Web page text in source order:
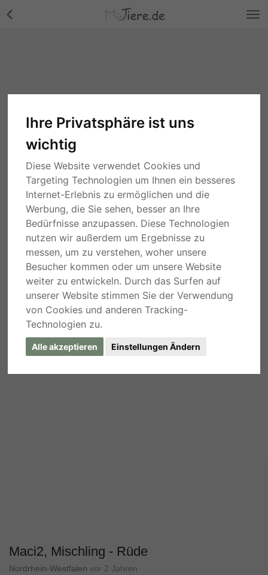
Ihre Privatsphäre ist uns
wichtig
Diese Website verwendet Cookies und
Targeting Technologien um Ihnen ein besseres
Internet-Erlebnis zu ermöglichen und die
Werbung, die Sie sehen, besser an Ihre
Bedürfnisse anzupassen. Diese Technologien
nutzen wir außerdem um Ergebnisse zu
messen, um zu verstehen, woher unsere
Besucher kommen oder um unsere Website
weiter zu entwickeln. Durch das Surfen auf
unserer Website stimmen Sie der Verwendung
von Cookies und anderen Tracking-
Technologien zu.
Alle akzeptieren Einstellungen Ändern
Maci2, Mischling - Rüde
Nordrhein-Westfalen vor 2 Jahren